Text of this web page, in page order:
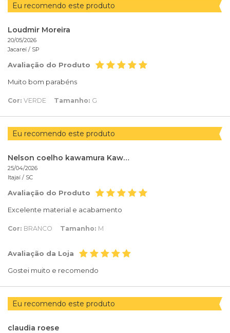
Eu recomendo este produto
Loudmir Moreira
20/05/2026
Jacareí / SP
Avaliação do Produto
Muito bom parabéns
Cor: VERDE Tamanho: G
Eu recomendo este produto
Nelson coelho kawamura Kawamura
25/04/2026
Itajaí / SC
Avaliação do Produto
Excelente material e acabamento
Cor: BRANCO Tamanho: M
Avaliação da Loja
Gostei muito e recomendo
Eu recomendo este produto
claudia roese